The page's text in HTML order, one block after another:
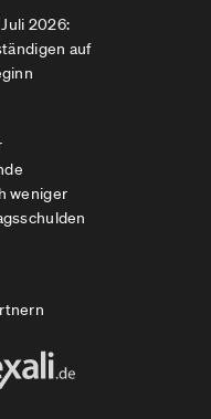
2026:
auf
weniger